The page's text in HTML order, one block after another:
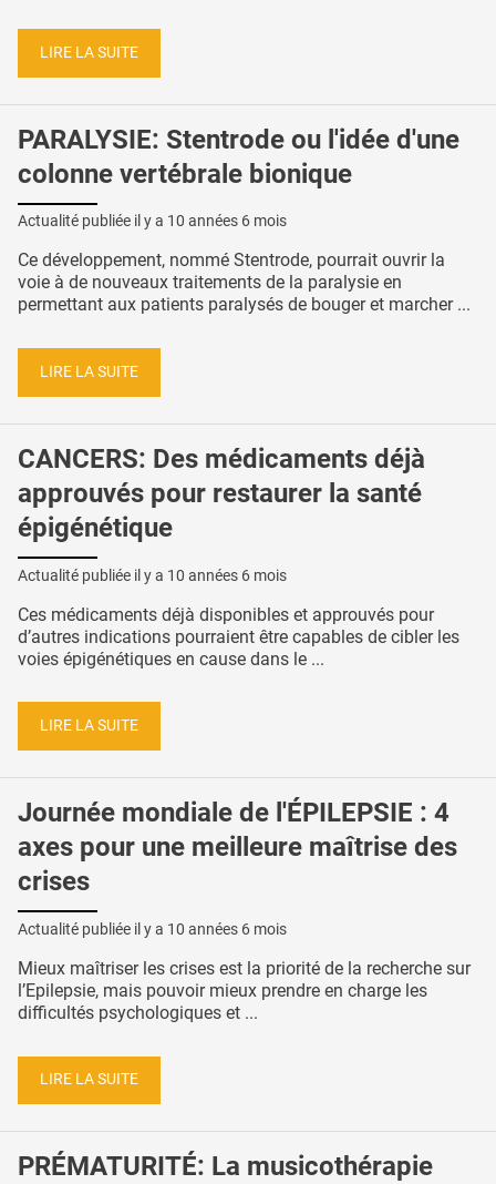
LIRE LA SUITE
PARALYSIE: Stentrode ou l'idée d'une
colonne vertébrale bionique
Actualité publiée il y a 10 années 6 mois
Ce développement, nommé Stentrode, pourrait ouvrir la
voie à de nouveaux traitements de la paralysie en
permettant aux patients paralysés de bouger et marcher ...
LIRE LA SUITE
CANCERS: Des médicaments déjà
approuvés pour restaurer la santé
épigénétique
Actualité publiée il y a 10 années 6 mois
Ces médicaments déjà disponibles et approuvés pour
d’autres indications pourraient être capables de cibler les
voies épigénétiques en cause dans le ...
LIRE LA SUITE
Journée mondiale de l'ÉPILEPSIE : 4
axes pour une meilleure maîtrise des
crises
Actualité publiée il y a 10 années 6 mois
Mieux maîtriser les crises est la priorité de la recherche sur
l’Epilepsie, mais pouvoir mieux prendre en charge les
difficultés psychologiques et ...
LIRE LA SUITE
PRÉMATURITÉ: La musicothérapie